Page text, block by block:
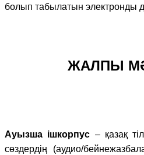
болып табылатын электронды
ЖАЛПЫ
Ауызша ішкорпус – қазақ
сөздердің (аудио/